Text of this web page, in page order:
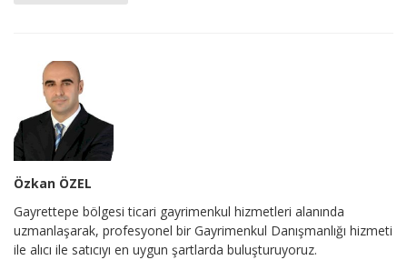
Özkan ÖZEL
Gayrettepe bölgesi ticari gayrimenkul hizmetleri alanında
uzmanlaşarak, profesyonel bir Gayrimenkul Danışmanlığı hizmeti
ile alıcı ile satıcıyı en uygun şartlarda buluşturuyoruz.